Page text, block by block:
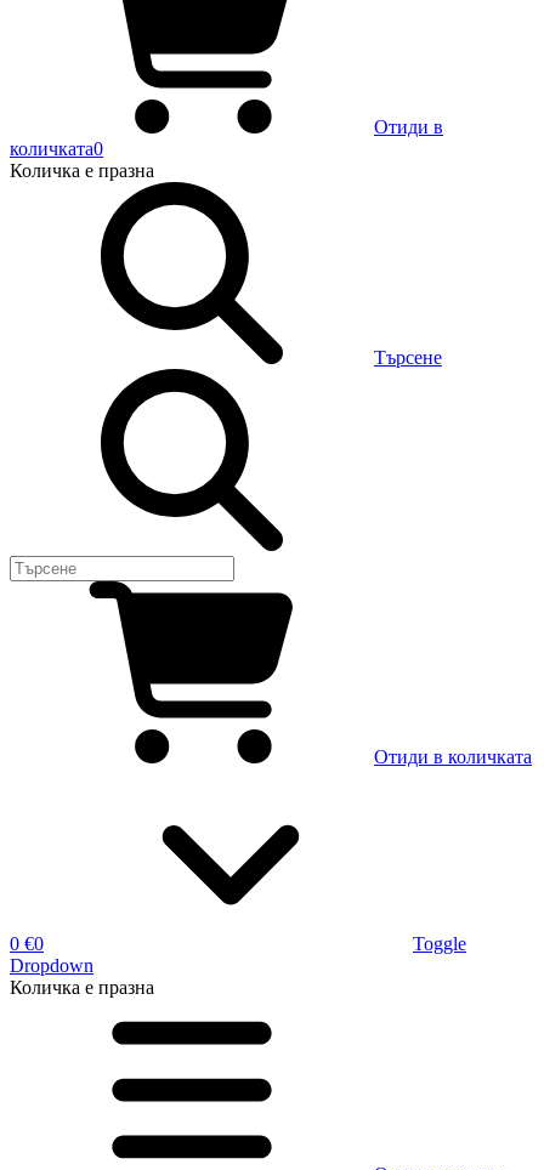
Отиди в
количката0
Количка е празна
Търсене
Отиди в количката
0 €0
Toggle
Dropdown
Количка е празна